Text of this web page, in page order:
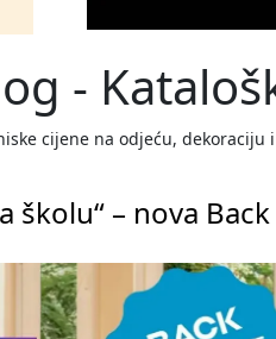
-
cijene na odjeću,
školu“ – nova